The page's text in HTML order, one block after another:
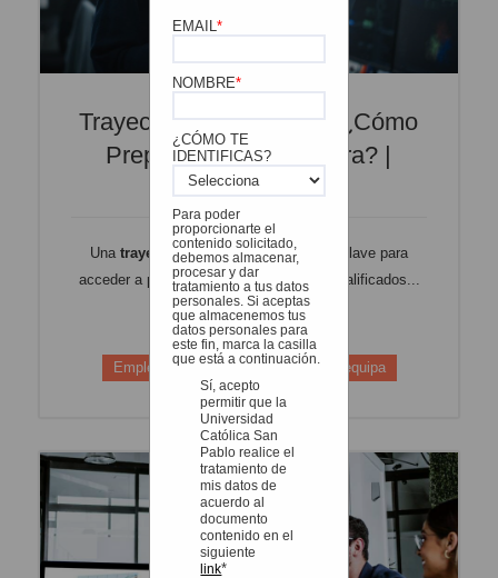
Trayectoria Profesional: ¿cómo
Prepararla Desde Ahora? |
BlogUCSP
Una trayectoria profesionalsólida es clave para
acceder a puestos de trabajo altamente calificados...
Leer más
Empleabilidad Estudiantes de Arequipa
EMAIL*
NOMBRE*
¿CÓMO TE
IDENTIFICAS?
Para poder
proporcionarte el
contenido solicitado,
debemos almacenar,
procesar y dar
tratamiento a tus datos
personales. Si aceptas
que almacenemos tus
datos personales para
este fin, marca la casilla
que está a continuación.
Sí, acepto
permitir que la
Universidad
Católica San
Pablo realice el
tratamiento de
mis datos de
acuerdo al
documento
contenido en el
siguiente
link*